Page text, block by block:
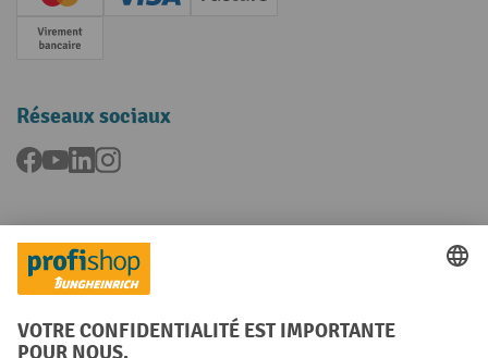
Creditcard (Master)Creditcard (Visa)
Facture
Paiement anticipé
Réseaux sociaux
Facebook
YouTubeLinkedInInstagram
Langues
FR NL